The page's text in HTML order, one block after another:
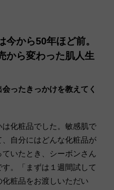
から50年ほど前。
から変わった肌人生
ったきっかけを教えてく
化粧品でした。敏感肌で
自分にはどんな化粧品が
いたとき、シーボンさん
。「まずは１週間試して
粧品をお渡しいただい